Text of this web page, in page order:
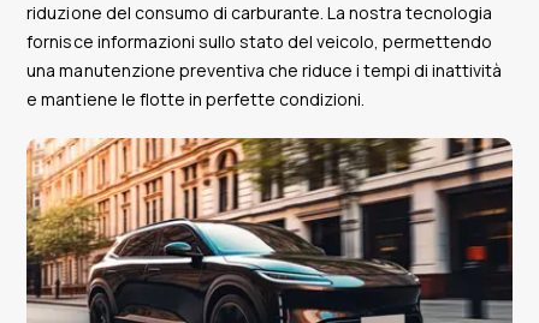
riduzione del consumo di carburante. La nostra tecnologia
fornisce informazioni sullo stato del veicolo, permettendo
una manutenzione preventiva che riduce i tempi di inattività
e mantiene le flotte in perfette condizioni.